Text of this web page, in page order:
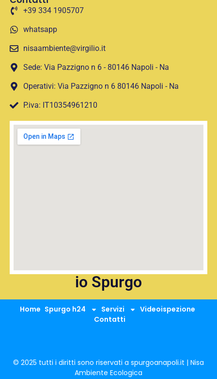
+39 334 1905707
whatsapp
nisaambiente@virgilio.it
Sede: Via Pazzigno n 6 - 80146 Napoli - Na
Operativi: Via Pazzigno n 6 80146 Napoli - Na
P.iva: IT10354961210
io Spurgo
Home Spurgo h24 Servizi
Videoispezione
Contatti
© 2025 tutti i diritti sono riservati a spurgoanapoli.it | Nisa
Ambiente Ecologica